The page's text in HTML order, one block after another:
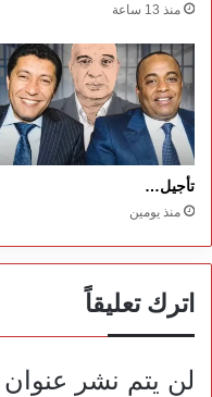
منذ 13 ساعة
تأجيل…
منذ يومين
اترك تعليقاً
لن يتم نشر عنوان